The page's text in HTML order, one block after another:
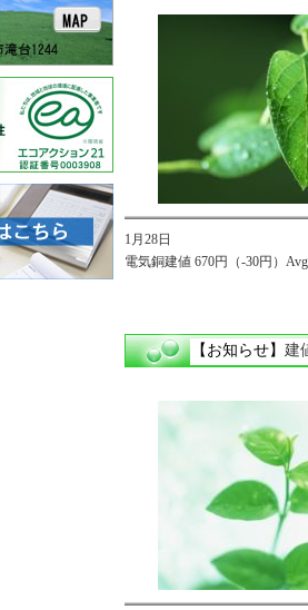
1月28日
電気銅建値 670円（-30円）
【お知らせ】 建